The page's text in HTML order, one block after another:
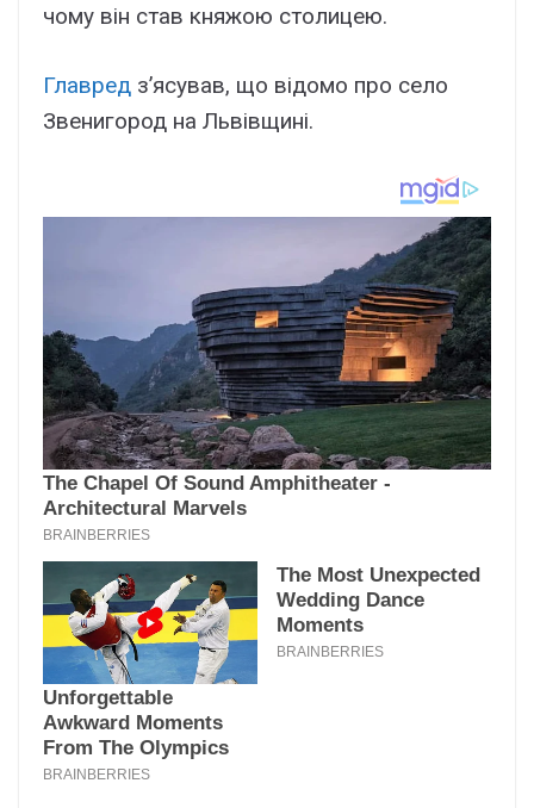
чому він став княжою столицею.
Главред з’ясував, що відомо про село
Звенигород на Львівщині.